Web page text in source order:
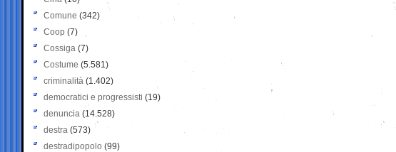
Comune (342)
Coop (7)
Cossiga (7)
Costume (5.581)
criminalità (1.402)
democratici e progressisti (19)
denuncia (14.528)
destra (573)
destradipopolo (99)